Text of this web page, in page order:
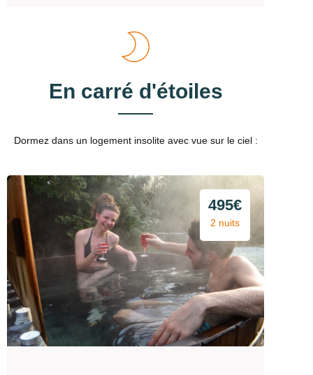
En carré d'étoiles
Dormez dans un logement insolite avec vue sur le ciel :
495€
2 nuits